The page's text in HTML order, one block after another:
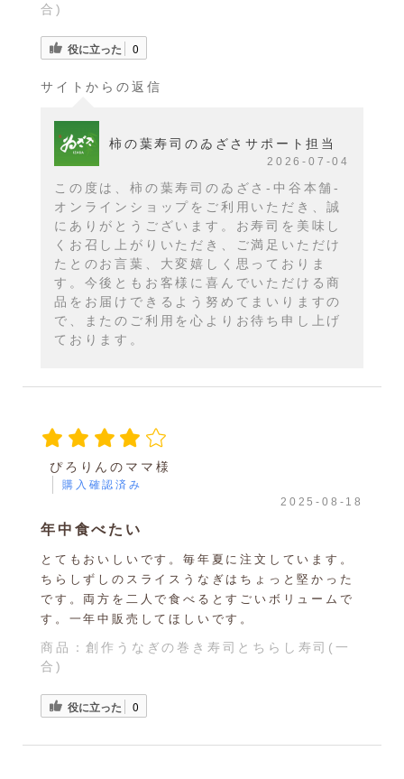
合)
役に立った 0
サイトからの返信
柿の葉寿司のゐざさサポート担当
2026-07-04
この度は、柿の葉寿司のゐざさ-中谷本舗-
オンラインショップをご利用いただき、誠
にありがとうございます。お寿司を美味し
くお召し上がりいただき、ご満足いただけ
たとのお言葉、大変嬉しく思っておりま
す。今後ともお客様に喜んでいただける商
品をお届けできるよう努めてまいりますの
で、またのご利用を心よりお待ち申し上げ
ております。
ぴろりんのママ様
購入確認済み
2025-08-18
年中食べたい
とてもおいしいです。毎年夏に注文しています。
ちらしずしのスライスうなぎはちょっと堅かった
です。両方を二人で食べるとすごいボリュームで
す。一年中販売してほしいです。
商品：創作うなぎの巻き寿司とちらし寿司(一
合)
役に立った 0